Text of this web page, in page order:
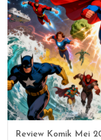
Review Komik Mei